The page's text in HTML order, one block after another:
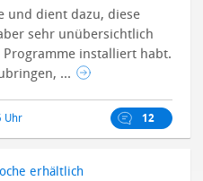
und dient dazu, diese
sehr unübersichtlich
installiert habt.
...
Uhr 12
erhältlich